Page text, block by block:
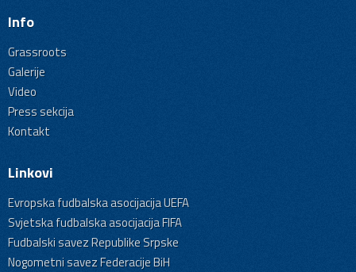
Info
Grassroots
Galerije
Video
Press sekcija
Kontakt
Linkovi
Evropska fudbalska asocijacija UEFA
Svjetska fudbalska asocijacija FIFA
Fudbalski savez Republike Srpske
Nogometni savez Federacije BiH